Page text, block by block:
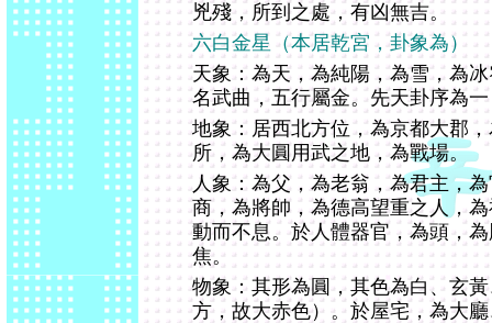
兇殘，所到之處，有凶無吉。
六白金星（本居乾宮，卦象為）
天象：為天，為純陽，為雪，為
名武曲，五行屬金。先天卦序為
地象：居西北方位，為京都大郡
所，為大圓用武之地，為戰場。
人象：為父，為老翁，為君主，
商，為將帥，為德高望重之人，
動而不息。於人體器官，為頭，
焦。
物象：其形為圓，其色為白、玄
方，故大赤色）。於屋宅，為大